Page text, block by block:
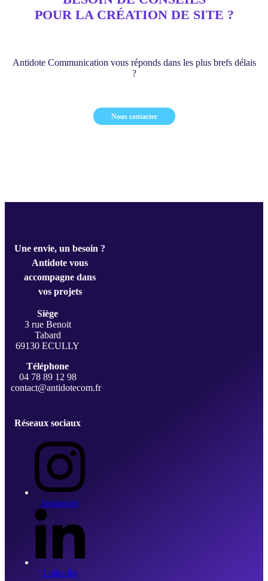
POUR LA CRÉATION DE SITE ?
Antidote Communication vous réponds dans les plus brefs délais
?
Nous contacter
Une envie, un besoin ?
Antidote vous
accompagne dans
vos projets
Siège
3 rue Benoit
Tabard
69130 ECULLY
Téléphone
04 78 89 12 98
contact@antidotecom.fr
Réseaux sociaux
Instagram
LinkedIn